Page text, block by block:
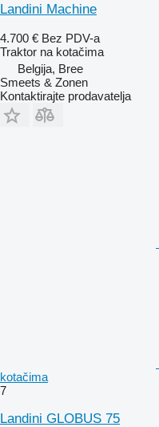
Landini Machine
4.700 € Bez PDV-a
Traktor na kotačima
Belgija, Bree
Smeets & Zonen
Kontaktirajte prodavatelja
kotačima
7
Landini GLOBUS 75